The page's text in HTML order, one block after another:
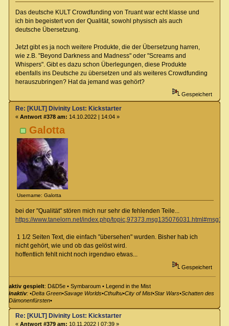
Das deutsche KULT Crowdfunding von Truant war echt klasse und
ich bin begeistert von der Qualität, sowohl physisch als auch
deutsche Übersetzung.
Jetzt gibt es ja noch weitere Produkte, die der Übersetzung harren,
wie z.B. "Beyond Darkness and Madness" oder "Screams and
Whispers". Gibt es dazu schon Überlegungen, diese Produkte
ebenfalls ins Deutsche zu übersetzen und als weiteres Crowdfunding
herauszubringen? Hat da jemand was gehört?
Gespeichert
Galotta
Username: Galotta
Re: [KULT] Divinity Lost: Kickstarter
« Antwort #378 am: 14.10.2022 | 14:04 »
bei der "Qualität" stören mich nur sehr die fehlenden Teile...
https://www.tanelorn.net/index.php/
1 1/2 Seiten Text, die einfach "übersehen" wurden. Bisher hab ich
nicht gehört, wie und ob das gelöst wird.
hoffentlich fehlt nicht noch irgendwo etwas...
Gespeichert
aktiv gespielt: D&D5e • Symbaroum • Legend in the Mist
inaktiv: •Delta Green•Savage Worlds•Cthulhu•City of Mist•Star Wars•Schatten des
Dämonenfürsten•
Re: [KULT] Divinity Lost: Kickstarter
« Antwort #379 am: 10.11.2022 | 07:39 »